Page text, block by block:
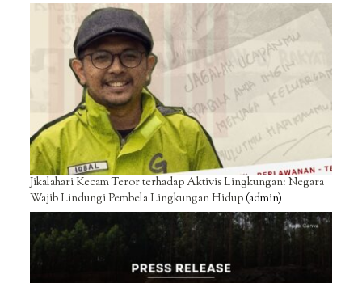
Jikalahari Kecam Teror terhadap Aktivis Lingkungan: Negara
Wajib Lindungi Pembela Lingkungan Hidup(admin)